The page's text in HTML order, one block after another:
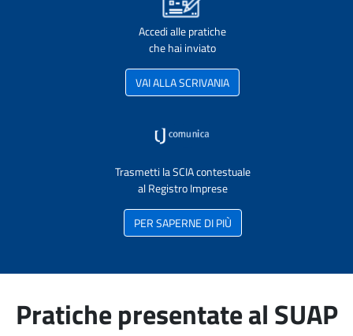
Accedi alle pratiche
che hai inviato
VAI ALLA SCRIVANIA
Trasmetti la SCIA contestuale
al Registro Imprese
PER SAPERNE DI PIÙ
Pratiche presentate al SUAP